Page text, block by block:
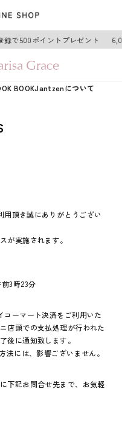
で500ポイントプレゼント
BOOKJantzenについて
頂き誠にありがとうござい
が実施されます。
3時23分
ーマート決済をご利用いた
店頭での支払処理が行われた
後に通知致します。
には、影響ございません。
下記お問合せ先まで、お気軽